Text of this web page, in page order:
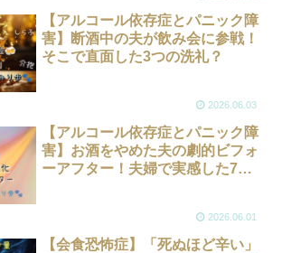
【アルコール依存症とパニック障
害】断酒中の夫が飲み会に参戦！
そこで直面した3つの洗礼？
2026.06.03
【アルコール依存症とパニック障
害】お酒をやめた夫の劇的ビフォ
ーアフター！夫婦で実感した7つ
2026.06.01
【会食恐怖症】「死ぬほど辛い」